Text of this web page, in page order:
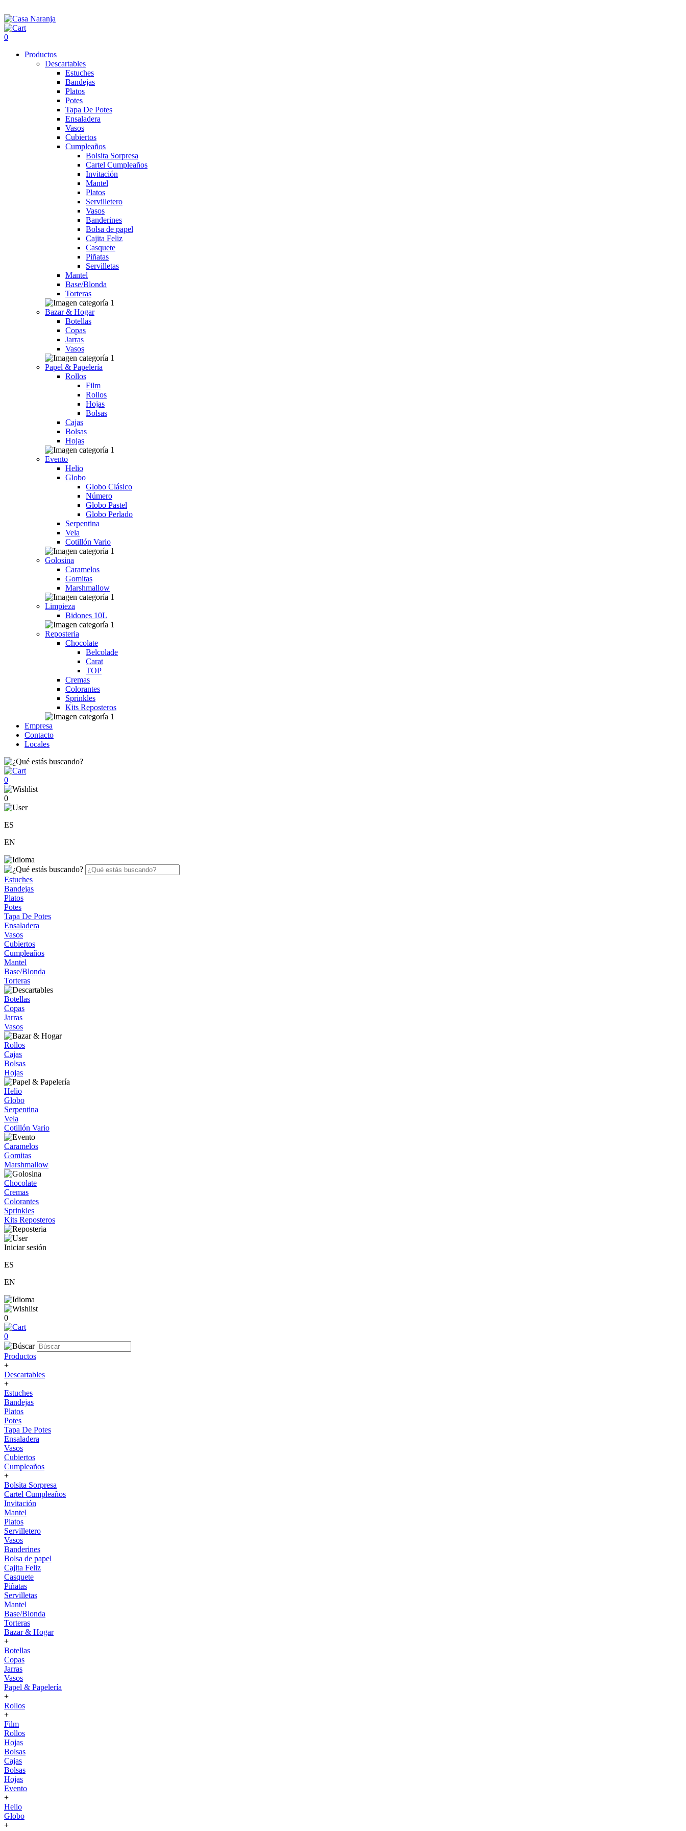
0
Productos
Descartables
Estuches
Bandejas
Platos
Potes
Tapa De Potes
Ensaladera
Vasos
Cubiertos
Cumpleaños
Bolsita Sorpresa
Cartel Cumpleaños
Invitación
Mantel
Platos
Servilletero
Vasos
Banderines
Bolsa de papel
Cajita Feliz
Casquete
Piñatas
Servilletas
Mantel
Base/Blonda
Torteras
Bazar & Hogar
Botellas
Copas
Jarras
Vasos
Papel & Papelería
Rollos
Film
Rollos
Hojas
Bolsas
Cajas
Bolsas
Hojas
Evento
Helio
Globo
Globo Clásico
Número
Globo Pastel
Globo Perlado
Serpentina
Vela
Cotillón Vario
Golosina
Caramelos
Gomitas
Marshmallow
Limpieza
Bidones 10L
Reposteria
Chocolate
Belcolade
Carat
TOP
Cremas
Colorantes
Sprinkles
Kits Reposteros
Empresa
Contacto
Locales
0
0
ES
EN
Estuches
Bandejas
Platos
Potes
Tapa De Potes
Ensaladera
Vasos
Cubiertos
Cumpleaños
Mantel
Base/Blonda
Torteras
Botellas
Copas
Jarras
Vasos
Rollos
Cajas
Bolsas
Hojas
Helio
Globo
Serpentina
Vela
Cotillón Vario
Caramelos
Gomitas
Marshmallow
Chocolate
Cremas
Colorantes
Sprinkles
Kits Reposteros
Iniciar sesión
ES
EN
0
0
Productos
+
Descartables
+
Estuches
Bandejas
Platos
Potes
Tapa De Potes
Ensaladera
Vasos
Cubiertos
Cumpleaños
+
Bolsita Sorpresa
Cartel Cumpleaños
Invitación
Mantel
Platos
Servilletero
Vasos
Banderines
Bolsa de papel
Cajita Feliz
Casquete
Piñatas
Servilletas
Mantel
Base/Blonda
Torteras
Bazar & Hogar
+
Botellas
Copas
Jarras
Vasos
Papel & Papelería
+
Rollos
+
Film
Rollos
Hojas
Bolsas
Cajas
Bolsas
Hojas
Evento
+
Helio
Globo
+